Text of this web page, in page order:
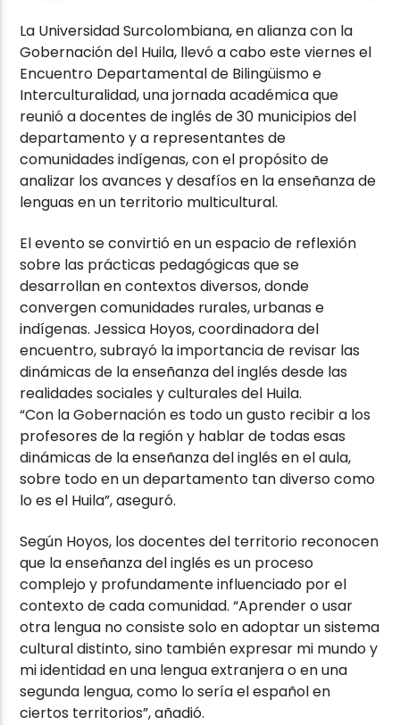
La Universidad Surcolombiana, en alianza con la
Gobernación del Huila, llevó a cabo este viernes el
Encuentro Departamental de Bilingüismo e
Interculturalidad, una jornada académica que
reunió a docentes de inglés de 30 municipios del
departamento y a representantes de
comunidades indígenas, con el propósito de
analizar los avances y desafíos en la enseñanza de
lenguas en un territorio multicultural.
El evento se convirtió en un espacio de reflexión
sobre las prácticas pedagógicas que se
desarrollan en contextos diversos, donde
convergen comunidades rurales, urbanas e
indígenas. Jessica Hoyos, coordinadora del
encuentro, subrayó la importancia de revisar las
dinámicas de la enseñanza del inglés desde las
realidades sociales y culturales del Huila.
“Con la Gobernación es todo un gusto recibir a los
profesores de la región y hablar de todas esas
dinámicas de la enseñanza del inglés en el aula,
sobre todo en un departamento tan diverso como
lo es el Huila”, aseguró.
Según Hoyos, los docentes del territorio reconocen
que la enseñanza del inglés es un proceso
complejo y profundamente influenciado por el
contexto de cada comunidad. “Aprender o usar
otra lengua no consiste solo en adoptar un sistema
cultural distinto, sino también expresar mi mundo y
mi identidad en una lengua extranjera o en una
segunda lengua, como lo sería el español en
ciertos territorios”, añadió.